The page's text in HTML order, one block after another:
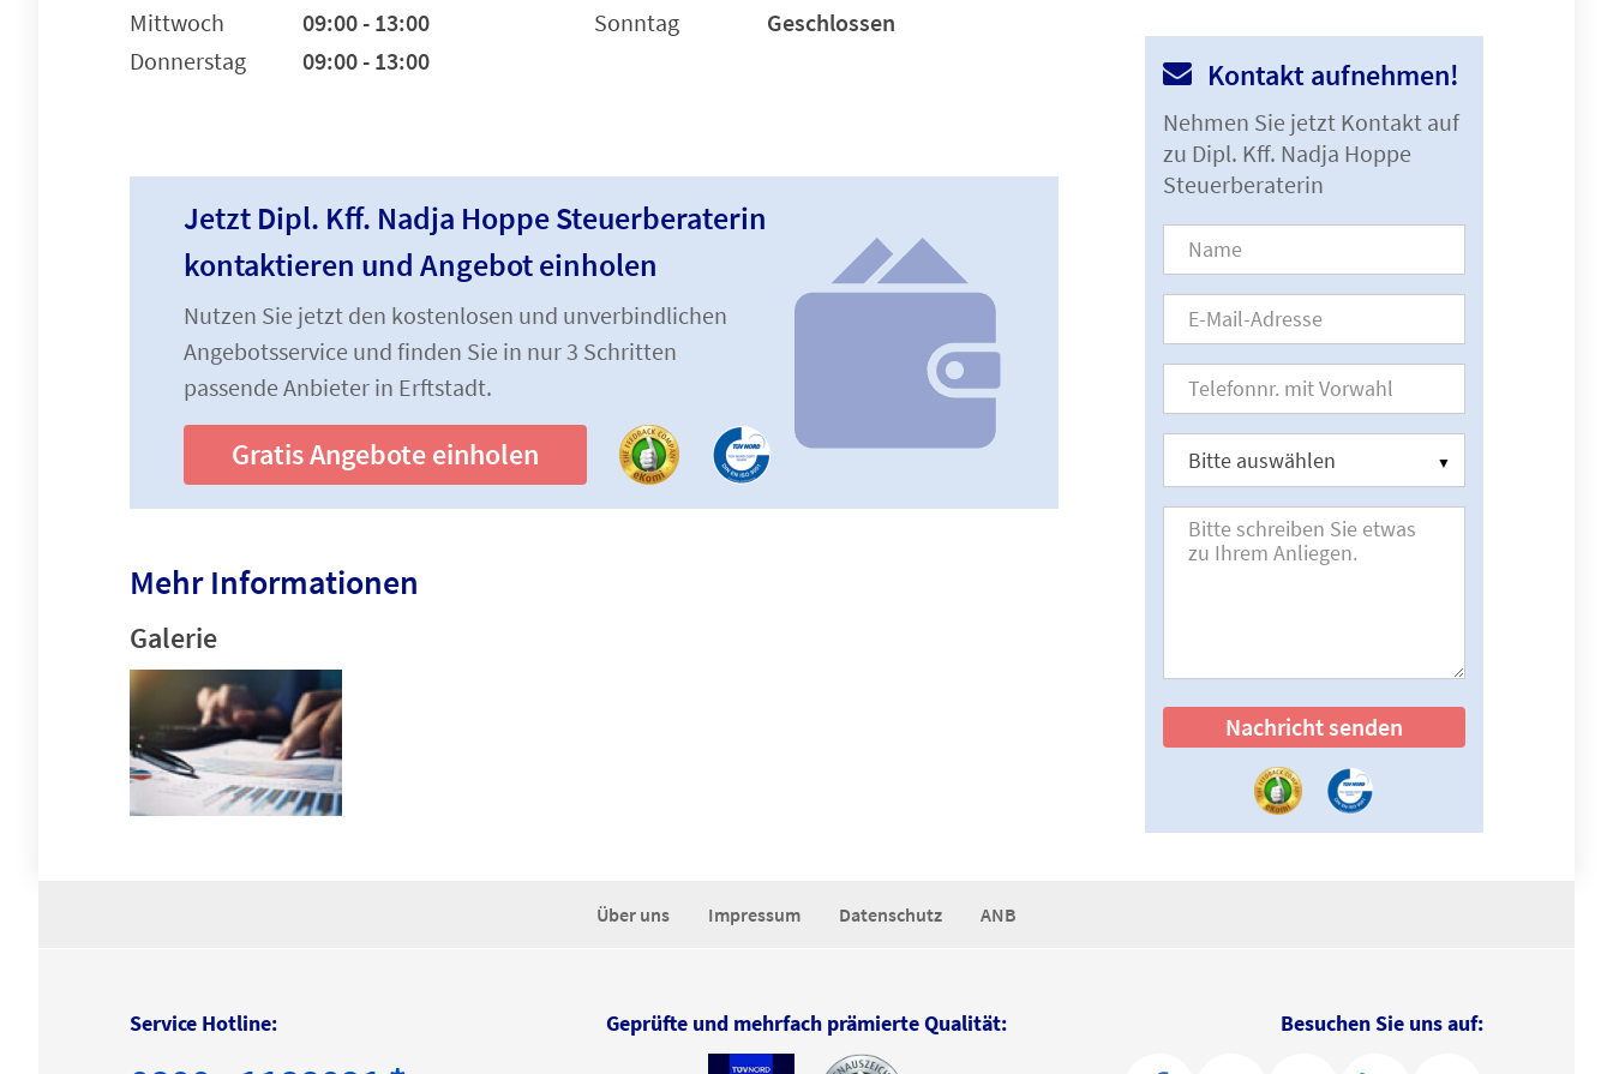
Mittwoch
09:00 - 13:00
Donnerstag
09:00 - 13:00
Sonntag
Geschlossen
Jetzt Dipl. Kff. Nadja Hoppe Steuerberaterin
kontaktieren und Angebot einholen
Nutzen Sie jetzt den kostenlosen und unverbindlichen
Angebotsservice und finden Sie in nur 3 Schritten
passende Anbieter in Erftstadt.
Gratis Angebote einholen
Mehr Informationen
Galerie
Kontakt aufnehmen!
Nehmen Sie jetzt Kontakt auf
zu Dipl. Kff. Nadja Hoppe
Steuerberaterin
Nachricht senden
Über uns Impressum Datenschutz ANB
Service Hotline: Besuchen Sie uns auf:
Geprüfte und mehrfach prämierte Qualität: